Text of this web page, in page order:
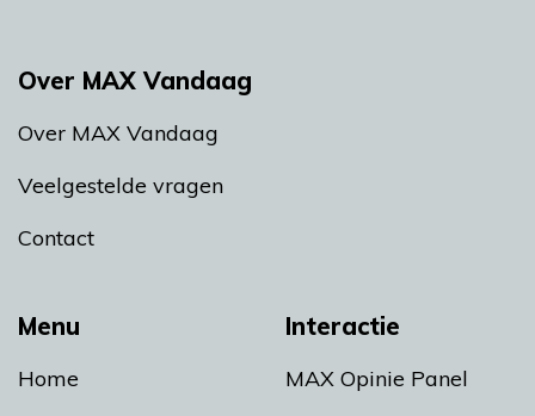
Menu
Home
Interactie
MAX Opinie Panel
Over MAX Vandaag
Over MAX Vandaag
Veelgestelde vragen
Contact